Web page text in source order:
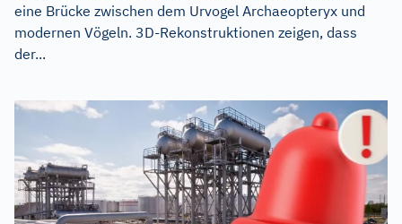
eine Brücke zwischen dem Urvogel Archaeopteryx und
modernen Vögeln. 3D-Rekonstruktionen zeigen, dass
der...